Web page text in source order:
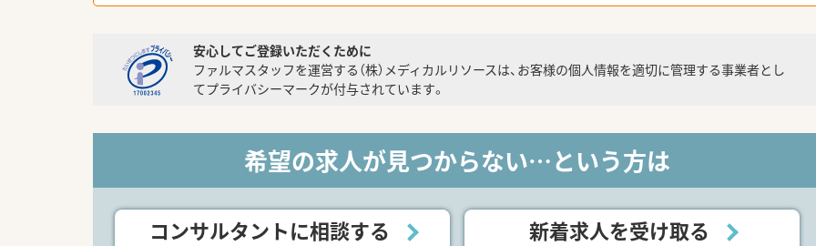
安心してご登録いただくために
ファルマスタッフを運営する（株）メディカルリソースは、お客様の個人情報を適切に管理する事業者とし
てプライバシーマークが付与されています。
希望の求人が見つからない…という方は
コンサルタントに相談する 新着求人を受け取る